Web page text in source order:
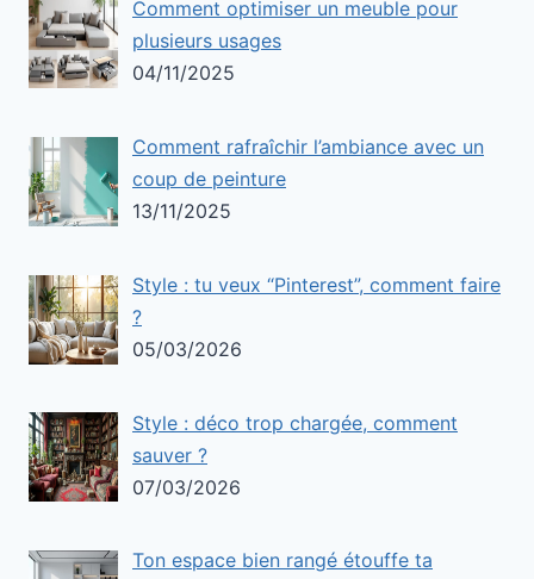
Comment optimiser un meuble pour
plusieurs usages
04/11/2025
Comment rafraîchir l’ambiance avec un
coup de peinture
13/11/2025
Style : tu veux “Pinterest”, comment faire
?
05/03/2026
Style : déco trop chargée, comment
sauver ?
07/03/2026
Ton espace bien rangé étouffe ta